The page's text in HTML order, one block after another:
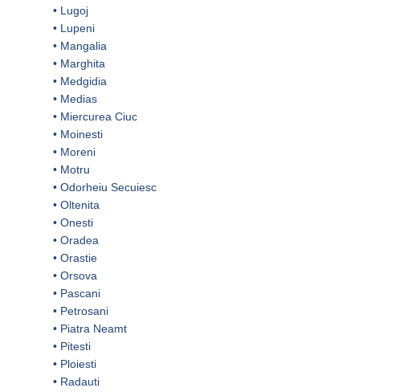
• Lugoj
• Lupeni
• Mangalia
• Marghita
• Medgidia
• Medias
• Miercurea Ciuc
• Moinesti
• Moreni
• Motru
• Odorheiu Secuiesc
• Oltenita
• Onesti
• Oradea
• Orastie
• Orsova
• Pascani
• Petrosani
• Piatra Neamt
• Pitesti
• Ploiesti
• Radauti